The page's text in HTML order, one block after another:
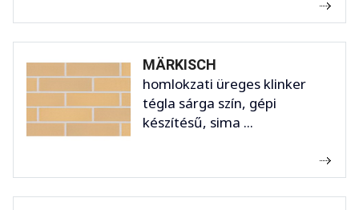
MÄRKISCH
homlokzati üreges klinker
tégla sárga szín, gépi
készítésű, sima ...